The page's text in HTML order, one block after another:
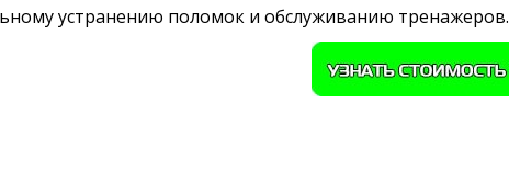
устранению поломок и обслуживанию тренажеров.